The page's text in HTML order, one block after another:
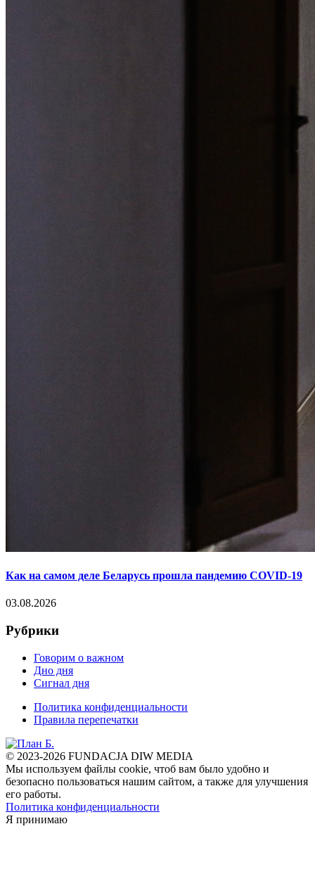
Как на самом деле Беларусь прошла пандемию COVID-19
03.08.2026
Рубрики
Говорим о важном
Дно дня
Сигнал дня
Политика конфиденциальности
Правила перепечатки
© 2023-2026 FUNDACJA DIW MEDIA
Мы используем файлы cookie, чтоб вам было удобно и
безопасно пользоваться нашим сайтом, а также для улучшения
его работы.
Политика конфиденциальности
Я принимаю